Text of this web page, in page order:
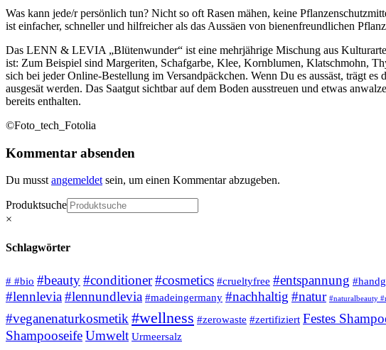
Was kann jede/r persönlich tun? Nicht so oft Rasen mähen, keine
ist einfacher, schneller und hilfreicher als das Aussäen von bienenfreundlichen
Das LENN & LEVIA „Blütenwunder“ ist eine mehrjährige Mischung aus
ist: Zum Beispiel sind Margeriten, Schafgarbe, Klee, Kornblumen, Klatschmohn,
sich bei jeder Online-Bestellung im Versandpäckchen. Wenn Du es aussäst, trägt
ausgesät werden. Das Saatgut sichtbar auf dem Boden ausstreuen und etwas
bereits enthalten.
©Foto_tech_Fotolia
Kommentar absenden
Du musst angemeldet sein, um einen Kommentar abzugeben.
Produktsuche
×
Schlagwörter
# #bio #beauty#conditioner#cosmetics #crueltyfree #entspannung
#lennlevia#lennundlevia #madeingermany #nachhaltig #natur #naturalbeauty
#veganenaturkosmetik #wellness #zerowaste #zertifiziert Festes
ShampooseifeUmwelt Urmeersalz